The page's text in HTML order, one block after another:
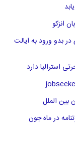
بدو ورود به ایالت
بین الملل
در ماه جون